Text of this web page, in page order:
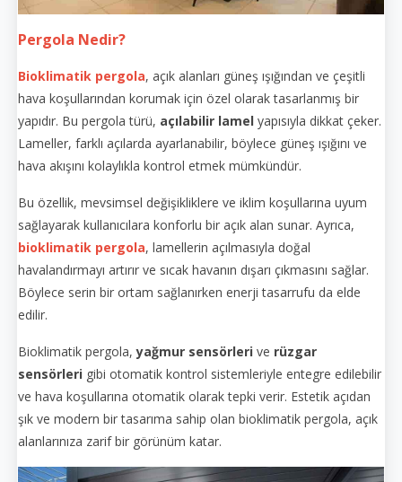
Pergola Nedir?
Bioklimatik pergola, açık alanları güneş ışığından ve çeşitli
hava koşullarından korumak için özel olarak tasarlanmış bir
yapıdır. Bu pergola türü, açılabilir lamel yapısıyla dikkat çeker.
Lameller, farklı açılarda ayarlanabilir, böylece güneş ışığını ve
hava akışını kolaylıkla kontrol etmek mümkündür.
Bu özellik, mevsimsel değişikliklere ve iklim koşullarına uyum
sağlayarak kullanıcılara konforlu bir açık alan sunar. Ayrıca,
bioklimatik pergola, lamellerin açılmasıyla doğal
havalandırmayı artırır ve sıcak havanın dışarı çıkmasını sağlar.
Böylece serin bir ortam sağlanırken enerji tasarrufu da elde
edilir.
Bioklimatik pergola,yağmur sensörleri ve rüzgar
sensörleri gibi otomatik kontrol sistemleriyle entegre edilebilir
ve hava koşullarına otomatik olarak tepki verir. Estetik açıdan
şık ve modern bir tasarıma sahip olan bioklimatik pergola, açık
alanlarınıza zarif bir görünüm katar.